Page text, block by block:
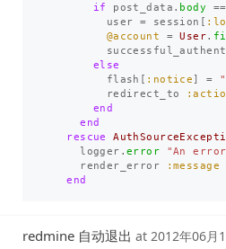
if
post_data . body ==
user
= session [
@account
= User.
else
flash [ :notice ] =
redirect_to
end
end
rescue
logger .error
"An
render_error
:message
end
redmine 自动退出 at 2012年06月